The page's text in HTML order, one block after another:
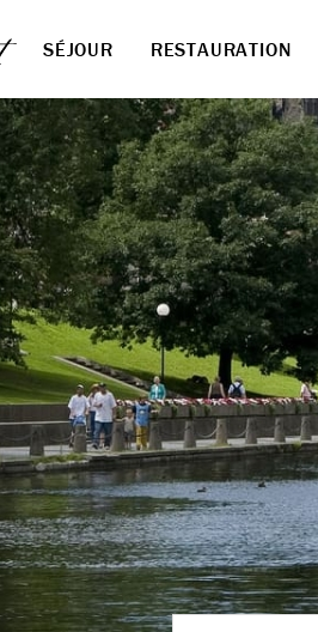
SÉJOUR RESTAURATION